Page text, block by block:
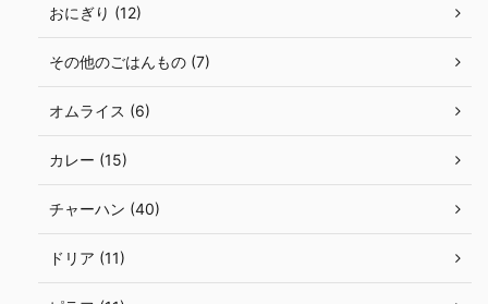
おにぎり (12)
その他のごはんもの (7)
オムライス (6)
カレー (15)
チャーハン (40)
ドリア (11)